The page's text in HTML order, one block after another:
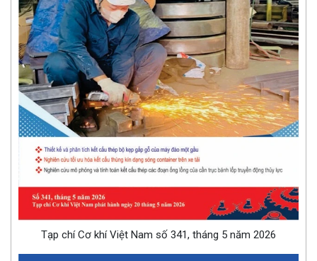
Tạp chí Cơ khí Việt Nam số 341, tháng 5 năm 2026